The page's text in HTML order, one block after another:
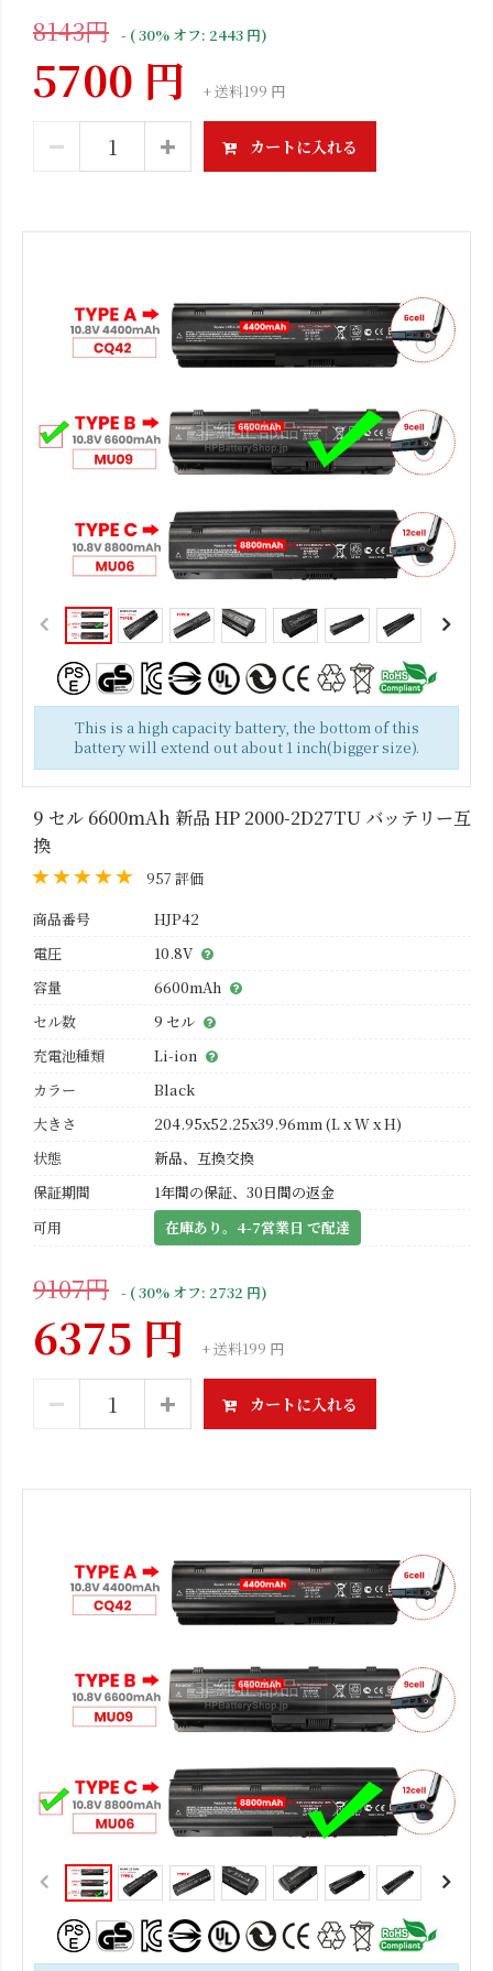
8143円 - ( 30% オフ: 2443 円)
5700 円 + 送料199 円
カートに入れる
This is a high capacity battery, the bottom of this
battery will extend out about 1 inch(bigger size).
9 セル 6600mAh 新品 HP 2000-2D27TU バッテリー互
換
957 評価
商品番号
HJP42
電圧
10.8V
容量
6600mAh
セル数
9 セル
充電池種類
Li-ion
カラー
Black
大きさ
204.95x52.25x39.96mm (L x W x H)
状態
新品、互換交換
保証期間
1年間の保証、30日間の返金
可用
在庫あり。4-7営業日 で配達
9107円 - ( 30% オフ: 2732 円)
6375 円 + 送料199 円
カートに入れる